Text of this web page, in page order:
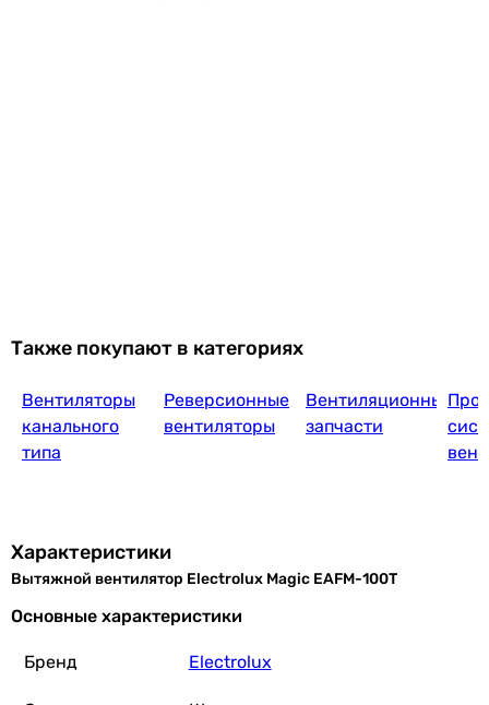
1 997грн
Вентс 100
Также покупают в категориях
Вентиляторы
канального
типа
Реверсионные
вентиляторы
Вентиляционные
запчасти
Характеристики
Вытяжной вентилятор Electrolux Magic EAFM-100T
Основные характеристики
Бренд Electrolux